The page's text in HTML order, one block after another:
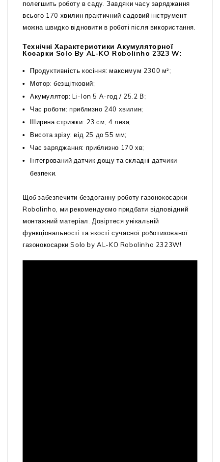
полегшить роботу в саду. Завдяки часу заряджання
всього 170 хвилин практичний садовий інструмент
можна швидко відновити в роботі після використання.
Технічні Характеристики Акумуляторної
Косарки Solo By AL-KO Robolinho 2323 W:
Продуктивність косіння: максимум 2300 м²;
Мотор: безщітковий;
Акумулятор: Li-Ion 5 А-год / 25.2 В;
Час роботи: приблизно 240 хвилин;
Ширина стрижки: 23 см, 4 леза;
Висота зрізу: від 25 до 55 мм;
Час заряджання: приблизно 170 хв;
Інтегрований датчик дощу та складні датчики
безпеки.
Щоб забезпечити бездоганну роботу газонокосарки
Robolinho, ми рекомендуємо придбати відповідний
монтажний матеріал. Довіртеся унікальній
функціональності та якості сучасної роботизованої
газонокосарки Solo by AL-KO Robolinho 2323W!